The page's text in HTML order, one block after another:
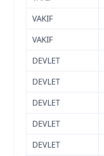
VAKIF
VAKIF
DEVLET
DEVLET
DEVLET
DEVLET
DEVLET